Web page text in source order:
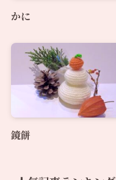
かに
鏡餅